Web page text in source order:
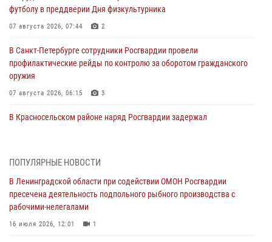
футболу в преддверии Дня физкультурника
07 августа 2026, 07:44 2
В Санкт-Петербурге сотрудники Росгвардии провели
профилактические рейды по контролю за оборотом гражданского
оружия
07 августа 2026, 06:15 3
В Красносельском районе наряд Росгвардии задержал
06 августа 2026, 13:39 1
В Центральном районе росгвардейцы оперативно задержали
хулигана, стрелявшего из пускового устройства рядом с жилыми
домами
06 августа 2026, 11:36
ПОПУЛЯРНЫЕ НОВОСТИ
В Ленинградской области при содействии ОМОН Росгвардии
пресечена деятельность подпольного рыбного производства с
рабочими-нелегалами
16 июля 2026, 12:01 1